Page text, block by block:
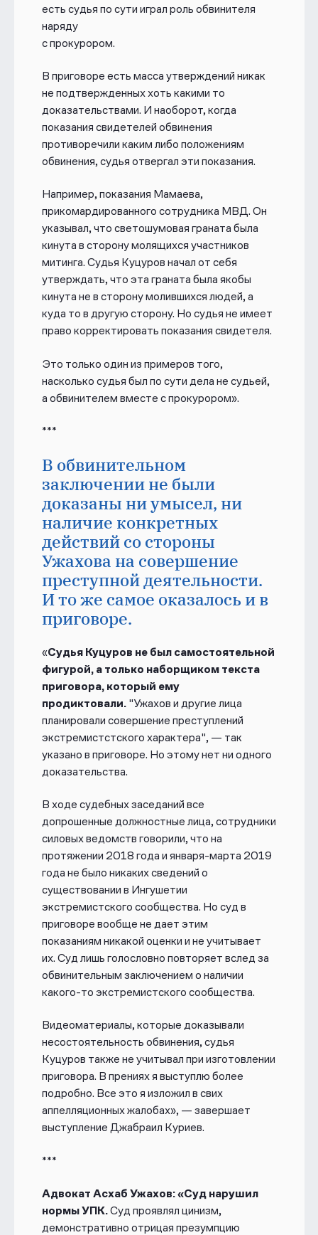
есть судья по сути играл роль обвинителя
наряду
с прокурором.
В приговоре есть масса утверждений никак
не подтвержденных хоть какими то
доказательствами. И наоборот, когда
показания свидетелей обвинения
противоречили каким либо положениям
обвинения, судья отвергал эти показания.
Например, показания Мамаева,
прикомардированного сотрудника МВД. Он
указывал, что светошумовая граната была
кинута в сторону молящихся участников
митинга. Судья Куцуров начал от себя
утверждать, что эта граната была якобы
кинута не в сторону молившихся людей, а
куда то в другую сторону. Но судья не имеет
право корректировать показания свидетеля.
Это только один из примеров того,
насколько судья был по сути дела не судьей,
а обвинителем вместе с прокурором».
***
В обвинительном
заключении не были
доказаны ни умысел, ни
наличие конкретных
действий со стороны
Ужахова на совершение
преступной деятельности.
И то же самое оказалось и в
приговоре.
«Судья Куцуров не был самостоятельной
фигурой, а только наборщиком текста
приговора, который ему
продиктовали. "Ужахов и другие лица
планировали совершение преступлений
экстремистстского характера", — так
указано в приговоре. Но этому нет ни одного
доказательства.
В ходе судебных заседаний все
допрошенные должностные лица, сотрудники
силовых ведомств говорили, что на
протяжении 2018 года и января-марта 2019
года не было никаких сведений о
существовании в Ингушетии
экстремистского сообщества. Но суд в
приговоре вообще не дает этим
показаниям никакой оценки и не учитывает
их. Суд лишь голословно повторяет вслед за
обвинительным заключением о наличии
какого-то экстремистского сообщества.
Видеоматериалы, которые доказывали
несостоятельность обвинения, судья
Куцуров также не учитывал при изготовлении
приговора. В прениях я выступлю более
подробно. Все это я изложил в свих
аппелляционных жалобах», — завершает
выступление Джабраил Куриев.
***
Адвокат Асхаб Ужахов: «Cуд нарушил
нормы УПК.Суд проявлял цинизм,
демонстративно отрицая презумпцию